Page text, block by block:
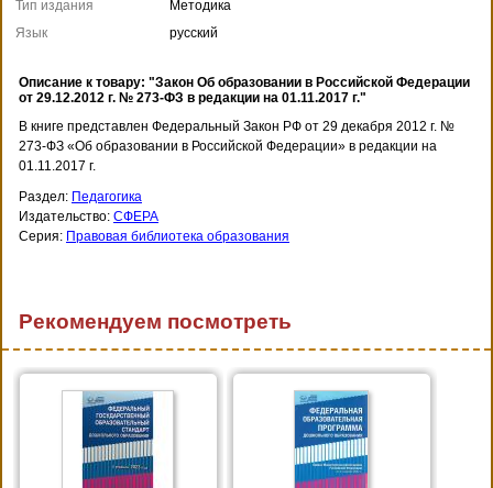
Тип издания
Методика
Язык
русский
Описание к товару: "Закон Об образовании в Российской Федерации
от 29.12.2012 г. № 273-ФЗ в редакции на 01.11.2017 г."
В книге представлен Федеральный Закон РФ от 29 декабря 2012 г. №
273-ФЗ «Об образовании в Российской Федерации» в редакции на
01.11.2017 г.
Раздел: Педагогика
Издательство: СФЕРА
Серия: Правовая библиотека образования
Рекомендуем посмотреть